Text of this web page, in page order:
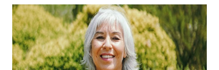
©2026 Instituto Politécnico de Coimbra. Todos os direitos reservados.